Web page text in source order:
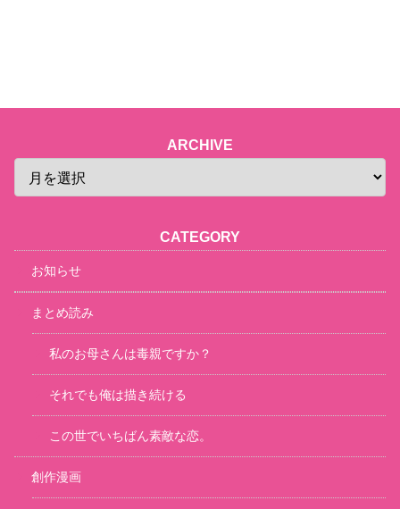
ARCHIVE
CATEGORY
お知らせ
まとめ読み
私のお母さんは毒親ですか？
それでも俺は描き続ける
この世でいちばん素敵な恋。
創作漫画